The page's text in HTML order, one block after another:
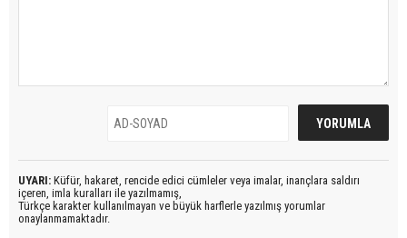
UYARI: Küfür, hakaret, rencide edici cümleler veya imalar, inançlara saldırı
içeren, imla kuralları ile yazılmamış,
Türkçe karakter kullanılmayan ve büyük harflerle yazılmış yorumlar
onaylanmamaktadır.